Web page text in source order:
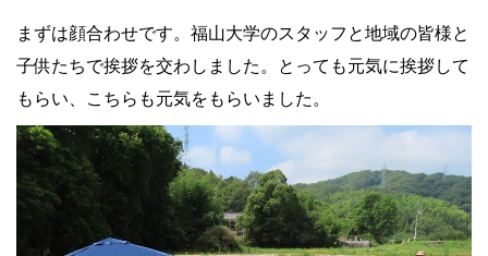
まずは顔合わせです。福山大学のスタッフと地域の皆様と
子供たちで挨拶を交わしました。とっても元気に挨拶して
もらい、こちらも元気をもらいました。